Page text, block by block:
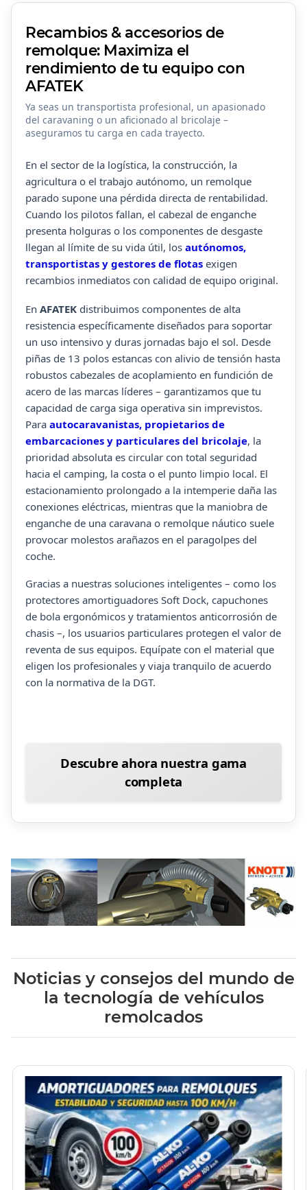
Recambios & accesorios de
remolque: Maximiza el
rendimiento de tu equipo con
AFATEK
Ya seas un transportista profesional, un apasionado
del caravaning o un aficionado al bricolaje –
aseguramos tu carga en cada trayecto.
En el sector de la logística, la construcción, la
agricultura o el trabajo autónomo, un remolque
parado supone una pérdida directa de rentabilidad.
Cuando los pilotos fallan, el cabezal de enganche
presenta holguras o los componentes de desgaste
llegan al límite de su vida útil, los autónomos,
transportistas y gestores de flotas exigen
recambios inmediatos con calidad de equipo original.
En AFATEK distribuimos componentes de alta
resistencia específicamente diseñados para soportar
un uso intensivo y duras jornadas bajo el sol. Desde
piñas de 13 polos estancas con alivio de tensión hasta
robustos cabezales de acoplamiento en fundición de
acero de las marcas líderes – garantizamos que tu
capacidad de carga siga operativa sin imprevistos.
Para autocaravanistas, propietarios de
embarcaciones y particulares del bricolaje, la
prioridad absoluta es circular con total seguridad
hacia el camping, la costa o el punto limpio local. El
estacionamiento prolongado a la intemperie daña las
conexiones eléctricas, mientras que la maniobra de
enganche de una caravana o remolque náutico suele
provocar molestos arañazos en el paragolpes del
coche.
Gracias a nuestras soluciones inteligentes – como los
protectores amortiguadores Soft Dock, capuchones
de bola ergonómicos y tratamientos anticorrosión de
chasis –, los usuarios particulares protegen el valor de
reventa de sus equipos. Equípate con el material que
eligen los profesionales y viaja tranquilo de acuerdo
con la normativa de la DGT.
Descubre ahora nuestra gama
completa
Noticias y consejos del mundo de
la tecnología de vehículos
remolcados